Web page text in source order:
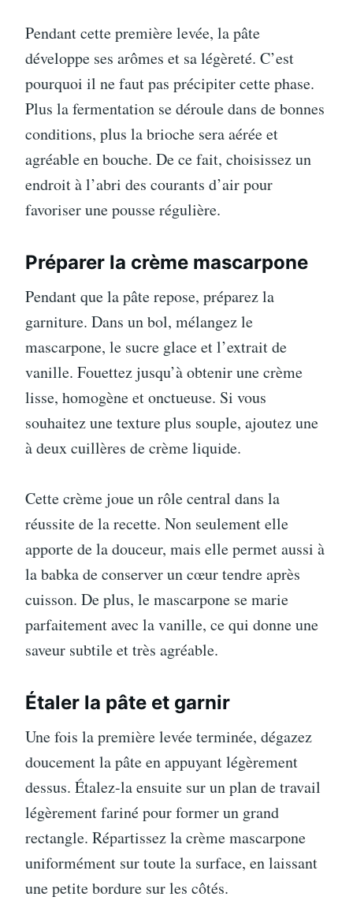
Pendant cette première levée, la pâte
développe ses arômes et sa légèreté. C’est
pourquoi il ne faut pas précipiter cette phase.
Plus la fermentation se déroule dans de bonnes
conditions, plus la brioche sera aérée et
agréable en bouche. De ce fait, choisissez un
endroit à l’abri des courants d’air pour
favoriser une pousse régulière.
Préparer la crème mascarpone
Pendant que la pâte repose, préparez la
garniture. Dans un bol, mélangez le
mascarpone, le sucre glace et l’extrait de
vanille. Fouettez jusqu’à obtenir une crème
lisse, homogène et onctueuse. Si vous
souhaitez une texture plus souple, ajoutez une
à deux cuillères de crème liquide.
Cette crème joue un rôle central dans la
réussite de la recette. Non seulement elle
apporte de la douceur, mais elle permet aussi à
la babka de conserver un cœur tendre après
cuisson. De plus, le mascarpone se marie
parfaitement avec la vanille, ce qui donne une
saveur subtile et très agréable.
Étaler la pâte et garnir
Une fois la première levée terminée, dégazez
doucement la pâte en appuyant légèrement
dessus. Étalez-la ensuite sur un plan de travail
légèrement fariné pour former un grand
rectangle. Répartissez la crème mascarpone
uniformément sur toute la surface, en laissant
une petite bordure sur les côtés.